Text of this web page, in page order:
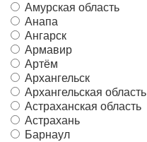
Амурская область
Анапа
Ангарск
Армавир
Артём
Архангельск
Архангельская область
Астраханская область
Астрахань
Барнаул